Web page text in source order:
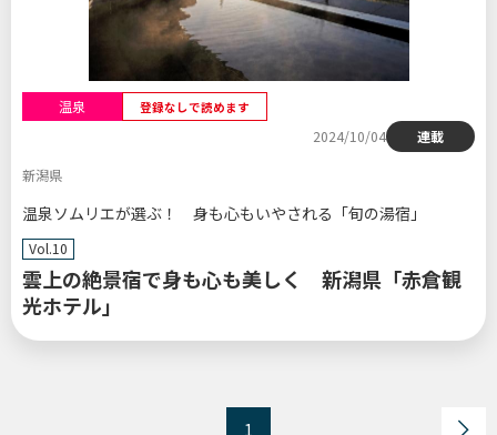
温泉 登録なしで読めます
2024/10/04
連載
新潟県
温泉ソムリエが選ぶ！ 身も心もいやされる「旬の湯宿」
Vol.10
雲上の絶景宿で身も心も美しく 新潟県「赤倉観
光ホテル」
1